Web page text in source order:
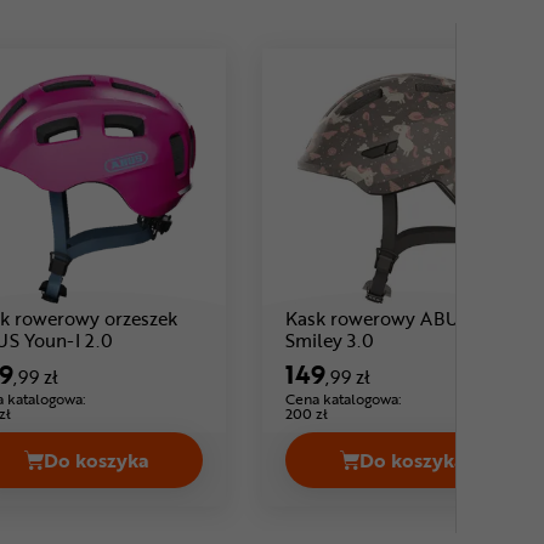
+ Net Cena 59,99 zł
rowerowy orzeszek
Youn-I 2.0
,99 zł
katalogowa:
Do koszyka
Kask rowerowy orzeszek ABUS Youn-I 2.0 Cena
Kask rowerowy ABUS
Smiley 3.0
149,99 zł
Cena katalogowa:
200 zł
Do koszyka
Kask